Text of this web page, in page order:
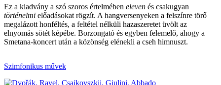
Ez a kiadvány a szó szoros értelmében eleven és csakugyan
történelmi előadásokat rögzít. A hangversenyeken a felszínre törő
megalázott honféltés, a feltétel nélküli hazaszeretet üvölt az
elnyomás sötét képébe. Borzongató és egyben felemelő, ahogy a
Smetana-koncert után a közönség elénekli a cseh himnuszt.
Szimfonikus művek